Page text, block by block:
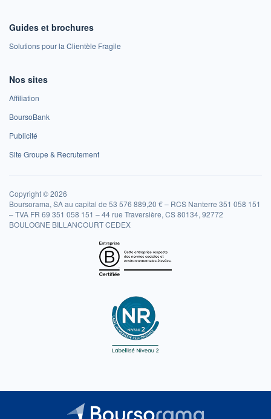
Guides et brochures
Solutions pour la Clientèle Fragile
Nos sites
Affiliation
BoursoBank
Publicité
Site Groupe & Recrutement
Copyright © 2026
Boursorama, SA au capital de 53 576 889,20 € – RCS Nanterre 351 058 151
– TVA FR 69 351 058 151 – 44 rue Traversière, CS 80134, 92772
BOULOGNE BILLANCOURT CEDEX